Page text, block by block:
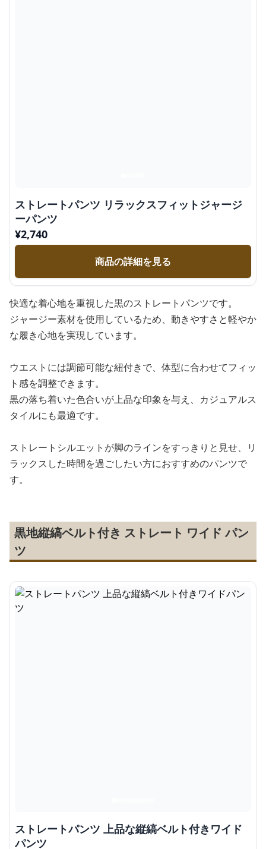
ストレートパンツ リラックスフィットジャージ
ーパンツ
¥2,740
商品の詳細を見る
快適な着心地を重視した黒のストレートパンツです。
ジャージー素材を使用しているため、動きやすさと軽やか
な履き心地を実現しています。
ウエストには調節可能な紐付きで、体型に合わせてフィッ
ト感を調整できます。
黒の落ち着いた色合いが上品な印象を与え、カジュアルス
タイルにも最適です。
ストレートシルエットが脚のラインをすっきりと見せ、リ
ラックスした時間を過ごしたい方におすすめのパンツで
す。
黒地縦縞ベルト付き ストレート ワイド パン
ツ
ストレートパンツ 上品な縦縞ベルト付きワイド
パンツ